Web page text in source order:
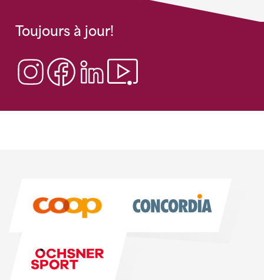
Toujours à jour!